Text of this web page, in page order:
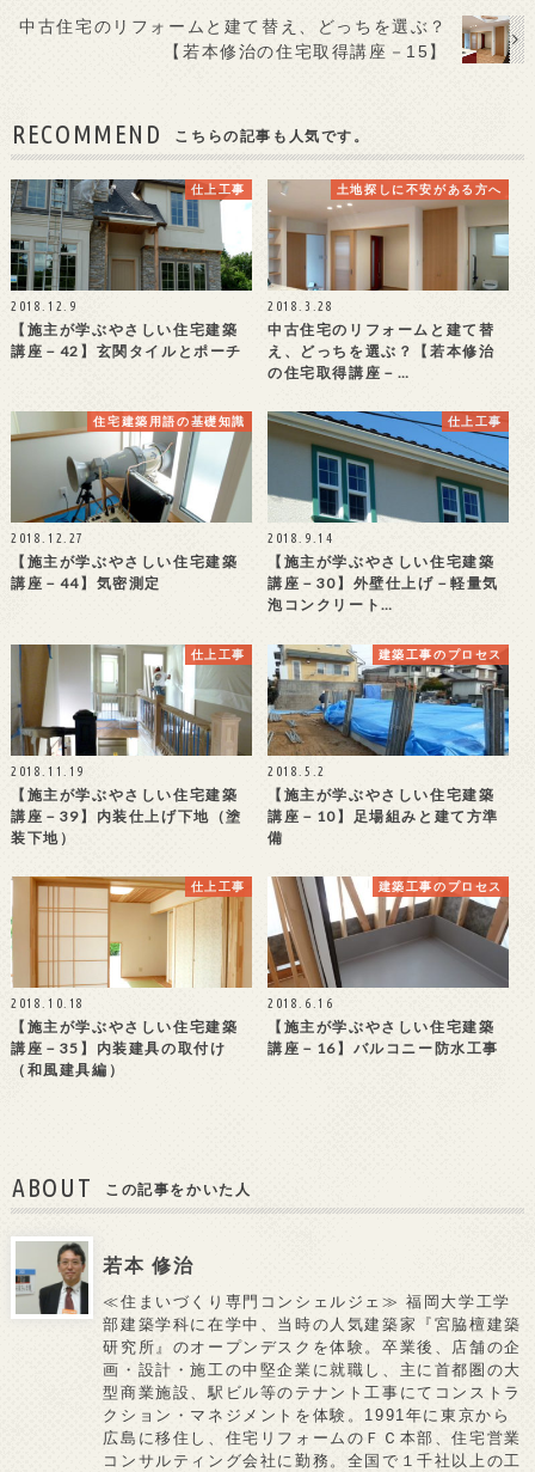
中古住宅のリフォームと建て替え、どっちを選ぶ？
【若本修治の住宅取得講座－15】
RECOMMEND こちらの記事も人気です。
仕上工事
2018.12.9
【施主が学ぶやさしい住宅建築
講座－42】玄関タイルとポーチ
土地探しに不安がある方へ
2018.3.28
中古住宅のリフォームと建て替
え、どっちを選ぶ？【若本修治
の住宅取得講座－…
住宅建築用語の基礎知識
2018.12.27
【施主が学ぶやさしい住宅建築
講座－44】気密測定
仕上工事
2018.9.14
【施主が学ぶやさしい住宅建築
講座－30】外壁仕上げ－軽量気
泡コンクリート…
仕上工事
2018.11.19
【施主が学ぶやさしい住宅建築
講座－39】内装仕上げ下地（塗
装下地）
建築工事のプロセス
2018.5.2
【施主が学ぶやさしい住宅建築
講座－10】足場組みと建て方準
備
仕上工事
2018.10.18
【施主が学ぶやさしい住宅建築
講座－35】内装建具の取付け
（和風建具編）
建築工事のプロセス
2018.6.16
【施主が学ぶやさしい住宅建築
講座－16】バルコニー防水工事
ABOUT この記事をかいた人
若本 修治
≪住まいづくり専門コンシェルジェ≫ 福岡大学工学
部建築学科に在学中、当時の人気建築家『宮脇檀建築
研究所』のオープンデスクを体験。卒業後、店舗の企
画・設計・施工の中堅企業に就職し、主に首都圏の大
型商業施設、駅ビル等のテナント工事にてコンストラ
クション・マネジメントを体験。1991年に東京から
広島に移住し、住宅リフォームのＦＣ本部、住宅営業
コンサルティング会社に勤務。全国で１千社以上の工